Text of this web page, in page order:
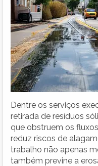
Dentre os serviços
retirada de resíduos
que obstruem os
reduz riscos de
trabalho não apenas
também previne a